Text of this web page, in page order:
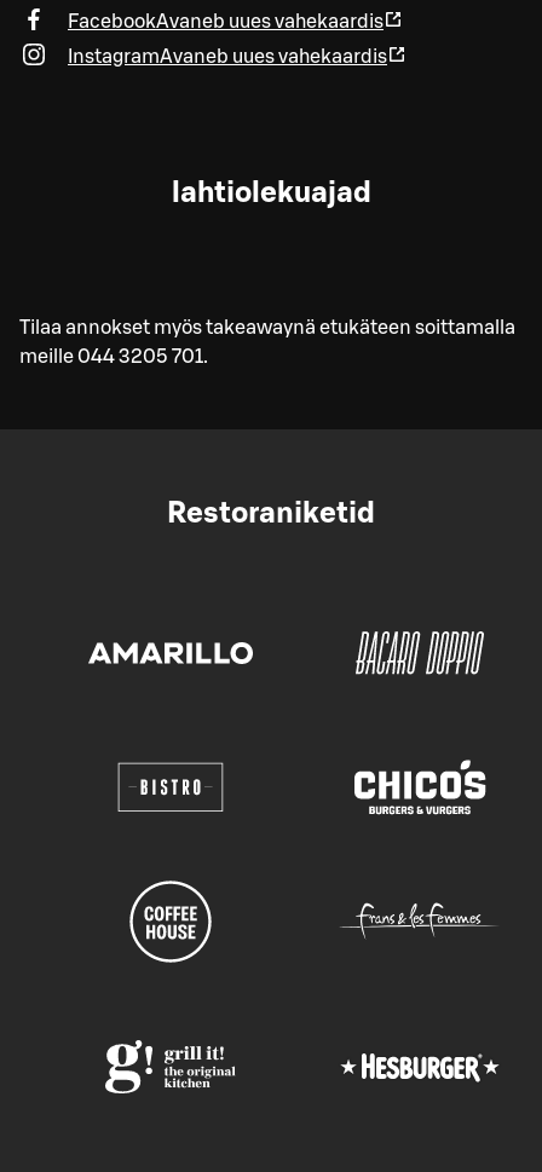
FacebookAvaneb uues vahekaardis
InstagramAvaneb uues vahekaardis
lahtiolekuajad
Tilaa annokset myös takeawaynä etukäteen soittamalla
meille 044 3205 701.
Restoraniketid